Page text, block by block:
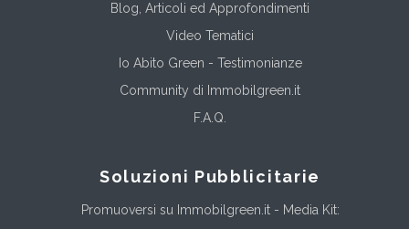
Blog, Articoli ed Approfondimenti
Video Tematici
Io Abito Green - Testimonianze
Community di Immobilgreen.it
F.A.Q.
Soluzioni Pubblicitarie
Promuoversi su Immobilgreen.it - Media Kit: